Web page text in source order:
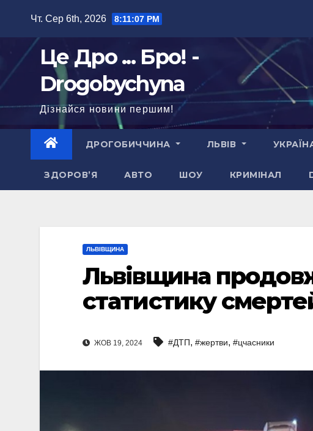
Чт. Сер 6th, 2026 8:11:08 PM
Це Дро ... Бро! -
Drogobychyna
Дізнайся новини першим!
ДРОГОБИЧЧИНА ЛЬВІВ
ЗДОРОВ’Я АВТО ШОУ КРИМІНАЛ
ЛЬВІВЩИНА
Львівщина
статистику
ЖОВ 19, 2024 #ДТП, #жертви, #цчасники